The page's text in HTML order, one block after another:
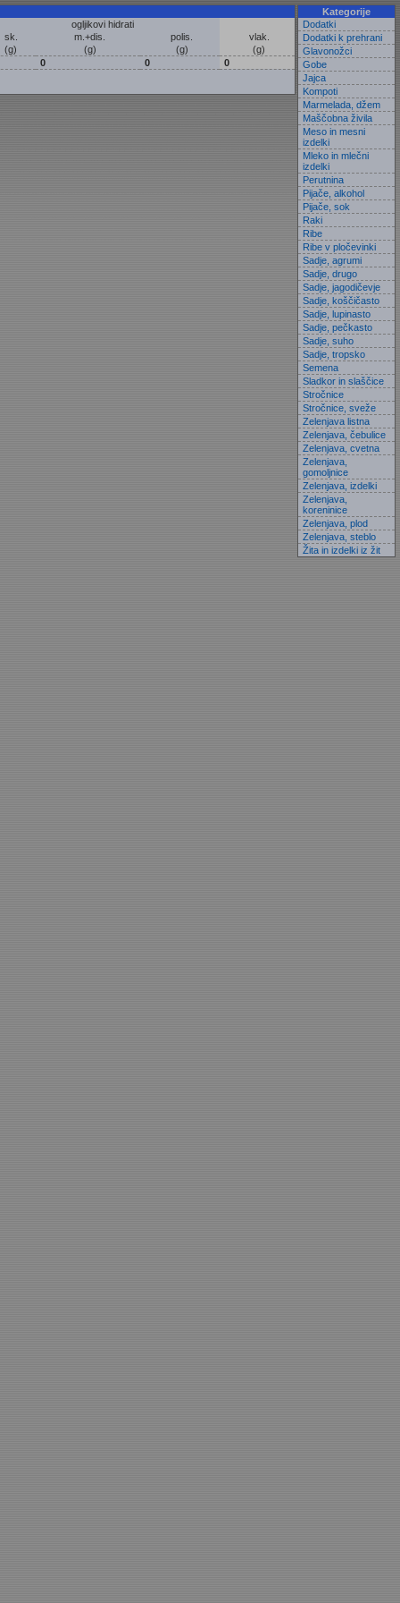
ogljikovi hidrati
sk.
m.+dis. polis.
vlak.
(g)
(g) (g)
(g)
0
0 0
Kategorije
Dodatki
Dodatki k prehrani
Glavonožci
Gobe
Jajca
Kompoti
Marmelada, džem
Maščobna živila
Meso in mesni
izdelki
Mleko in mlečni
izdelki
Perutnina
Pijače, alkohol
Pijače, sok
Raki
Ribe
Ribe v pločevinki
Sadje, agrumi
Sadje, drugo
Sadje, jagodičevje
Sadje, koščičasto
Sadje, lupinasto
Sadje, pečkasto
Sadje, suho
Sadje, tropsko
Semena
Sladkor in slaščice
Stročnice
Stročnice, sveže
Zelenjava listna
Zelenjava, čebulice
Zelenjava, cvetna
Zelenjava,
gomoljnice
Zelenjava, izdelki
Zelenjava,
koreninice
Zelenjava, plod
Zelenjava, steblo
Žita in izdelki iz žit